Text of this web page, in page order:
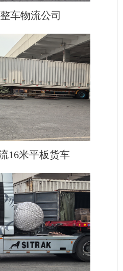
车物流公司
16米平板货车